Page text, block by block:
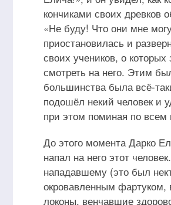
кончиками своих древков
«Не буду! Что они мне
приостановилась и
своих учеников, о
смотреть на него. Этим
большинства была всё-
подошёл некий человек и
при этом поминая по всем
До этого момента Дарко
напал на него этот
нападавшему (это был
окровавленным
локоны, венчавшие